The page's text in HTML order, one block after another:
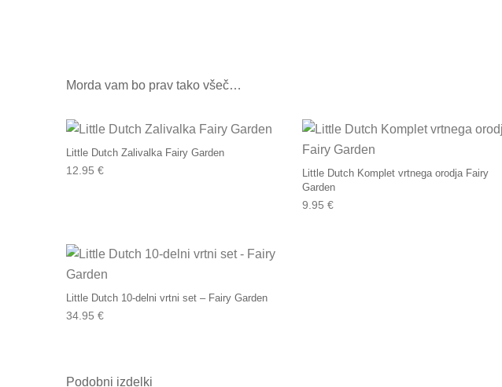
Morda vam bo prav tako všeč…
Little Dutch Zalivalka Fairy Garden
12.95 €
Little Dutch Komplet vrtnega orodja Fairy
Garden
9.95 €
Little Dutch 10-delni vrtni set – Fairy Garden
34.95 €
Podobni izdelki